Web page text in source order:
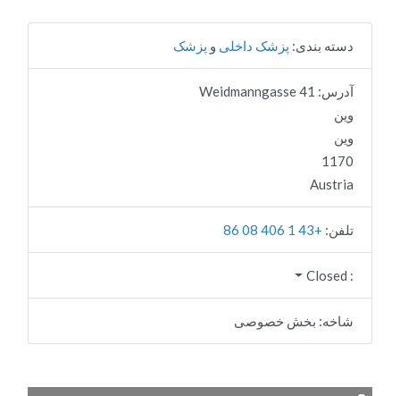
دسته بندی: پزشک داخلی و پزشک
آدرس: 41 Weidmanngasse
وین
وین
1170
Austria
تلفن: +43 1 406 08 86
:
Closed
شاخه: بخش خصوصی